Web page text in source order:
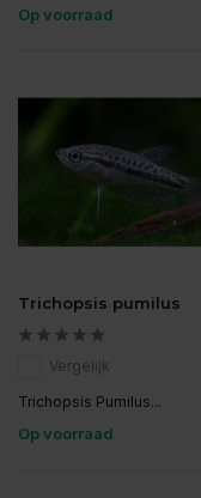
Op voorraad
Trichopsis pumilus
Vergelijk
Trichopsis Pumilus...
Op voorraad